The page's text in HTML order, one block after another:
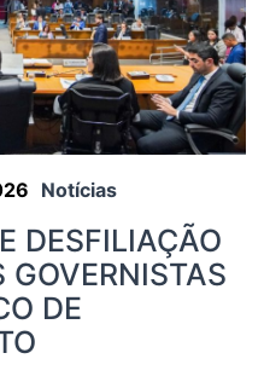
Notícias
DESFILIAÇÃO
GOVERNISTAS
DE